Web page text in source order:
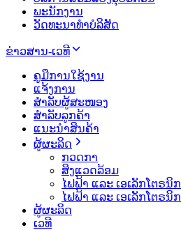
ພະນັກງານ
ວັດທະນາທຳບໍລິສັດ
ຂ່າວສານ-ເວທີ
ຄູມືການໃຊ້ງານ
ແຈ້ງການ
ສຳລັບຜູ້ສະໜອງ
ສຳລັບລູກຄ້າ
ແນະນຳສິນຄ້າ
ຜູ້ຜະລິດ
ກວດກາ
ສິງແວດລ້ອມ
ໄຟຟ້າ ແລະ ເອເລັກໂຕຣນິກ
ໄຟຟ້າ ແລະ ເອເລັກໂຕຣນິກ
ຜູ້ຜະລິດ
ເວທີ